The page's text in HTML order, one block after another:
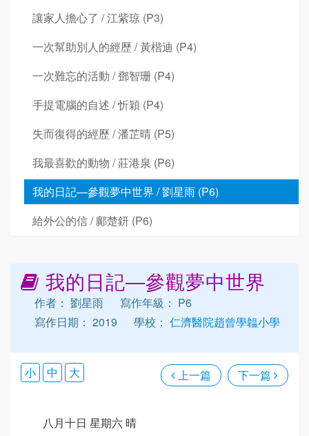
讓家人擔心了 / 江紫琼 (P3)
一次幫助別人的經歷 / 黃楷迪 (P4)
一次難忘的活動 / 鄧智珊 (P4)
手提電腦的自述 / 忻穎 (P4)
失而復得的經歷 / 潘芷晴 (P5)
我最喜歡的動物 / 莊港泉 (P6)
我的日記—參觀夢中世界 / 劉星雨 (P6)
給外公的信 / 鄺楚鈃 (P6)
我的日記—參觀夢中世界
作者： 劉星雨
寫作年級： P6
寫作日期： 2019
學校： 仁濟醫院趙曾學韞小學
上一篇 下一篇
小 中 大
八月十日 星期六 晴